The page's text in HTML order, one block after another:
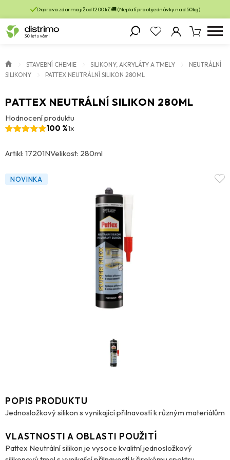
Doprava zdarma již od 1200 kč 🚚 (Neplatí pro objednávky nad 50kg)
STAVEBNÍ CHEMIE SILIKONY, AKRYLÁTY A TMELY
NEUTRÁLNÍ
SILIKONY
PATTEX NEUTRÁLNÍ SILIKON 280ML
PATTEX NEUTRÁLNÍ SILIKON 280ML
Hodnocení produktu
100 %1x
Artikl: 17201NVelikost: 280ml
NOVINKA
POPIS PRODUKTU
Jednosložkový silikon s vynikající přilnavostí k různým materiálům
VLASTNOSTI A OBLASTI POUŽITÍ
Pattex Neutrální silikon je vysoce kvalitní jednosložkový